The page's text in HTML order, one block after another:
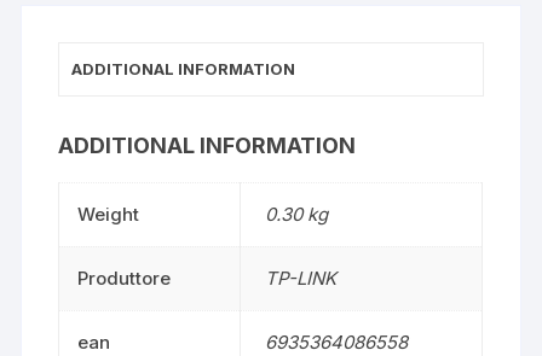
ADDITIONAL INFORMATION
ADDITIONAL INFORMATION
Weight 0.30 kg
Produttore TP-LINK
ean 6935364086558